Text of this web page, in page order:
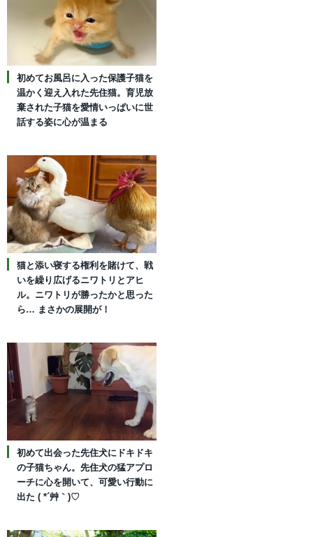
初めてお風呂に入った保護子猫を
温かく迎え入れた先住猫。育児放
棄された子猫を愛情いっぱいに世
話する姿に心が温まる
猫と添い寝する権利を賭けて、戦
いを繰り広げるニワトリとアヒ
ル。ニワトリが勝ったかと思った
ら… まさかの展開が！
初めて出会った先住犬にドキドキ
の子猫ちゃん。先住犬の猛アプロ
ーチに心を開いて、可愛い行動に
出た ( *´艸｀)♡